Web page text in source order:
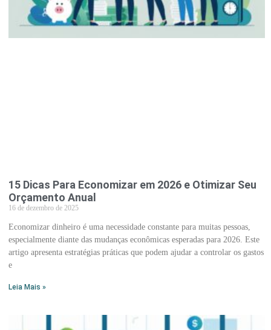
15 Dicas Para Economizar em 2026 e Otimizar Seu
Orçamento Anual
16 de dezembro de 2025
Economizar dinheiro é uma necessidade constante para muitas pessoas,
especialmente diante das mudanças econômicas esperadas para 2026. Este
artigo apresenta estratégias práticas que podem ajudar a controlar os gastos
e
Leia Mais »